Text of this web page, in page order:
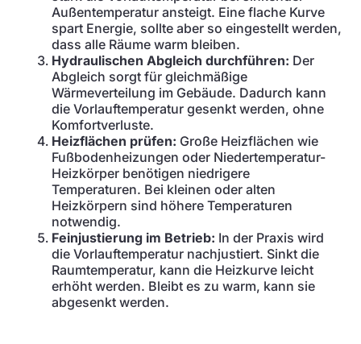
Außentemperatur ansteigt. Eine flache Kurve
spart Energie, sollte aber so eingestellt werden,
dass alle Räume warm bleiben.
Hydraulischen Abgleich durchführen: Der
Abgleich sorgt für gleichmäßige
Wärmeverteilung im Gebäude. Dadurch kann
die Vorlauftemperatur gesenkt werden, ohne
Komfortverluste.
Heizflächen prüfen: Große Heizflächen wie
Fußbodenheizungen oder Niedertemperatur-
Heizkörper benötigen niedrigere
Temperaturen. Bei kleinen oder alten
Heizkörpern sind höhere Temperaturen
notwendig.
Feinjustierung im Betrieb: In der Praxis wird
die Vorlauftemperatur nachjustiert. Sinkt die
Raumtemperatur, kann die Heizkurve leicht
erhöht werden. Bleibt es zu warm, kann sie
abgesenkt werden.